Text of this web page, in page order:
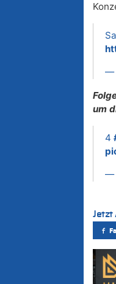
—
um
4
—
Jetzt